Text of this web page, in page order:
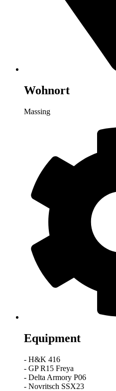
Wohnort
Massing
Equipment
- H&K 416
- GP R15 Freya
- Delta Armory P06
- Novritsch SSX23